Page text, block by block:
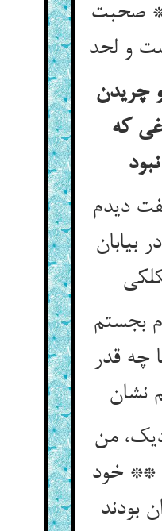
صحبت
و لحد
چریدن
که
دیدم
بجستم
چه قدر
نشان‏
من
** خود
بودند